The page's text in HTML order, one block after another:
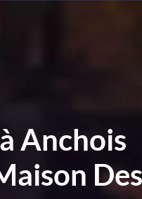
Anchois